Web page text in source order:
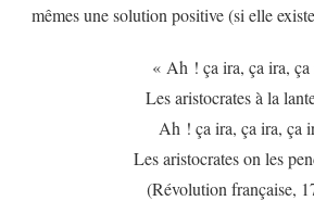
mêmes une solution positive (si elle
« Ah ! ça ira, ça ira, ça
Les aristocrates à la
Ah ! ça ira, ça ira, ça
Les aristocrates on les
(Révolution française,